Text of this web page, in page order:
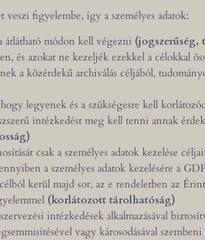
veszi figyelembe, így a személyes adatok:
átlátható módon kell végezni (jogszerűség,
és azokat ne kezeljék ezekkel a célokkal
a közérdekű archiválás céljából,
legyenek és a szükségesre kell
intézkedést meg kell tenni annak
csak a személyes adatok kezelése
a személyes adatok kezelésére a
kerül majd sor, az e rendeletben az
(korlátozott tárolhatóság)
intézkedések alkalmazásával
vagy károsodásával